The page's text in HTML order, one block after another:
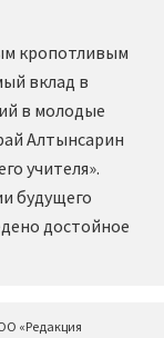
кропотливым
вклад в
в молодые
Алтынсарин
учителя».
будущего
достойное
«Редакция